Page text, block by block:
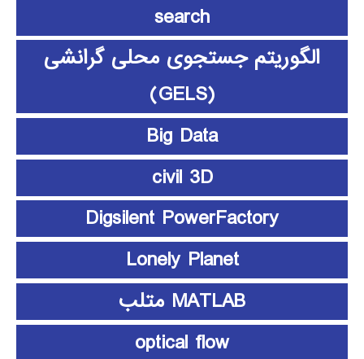
search
الگوریتم جستجوی محلی گرانشی
(GELS)
Big Data
civil 3D
Digsilent PowerFactory
Lonely Planet
MATLAB متلب
optical flow